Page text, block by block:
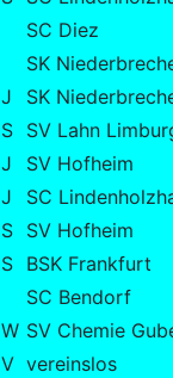
SC Diez
SK
J
SK
S SV Lahn
J
SV Hofheim
J
SC
S SV Hofheim
S BSK Frankfurt
SC Bendorf
W SV Chemie
V vereinslos